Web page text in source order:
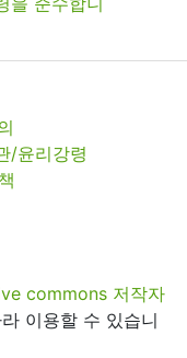
/윤리강령
commons 저작자
이용할 수 있습니